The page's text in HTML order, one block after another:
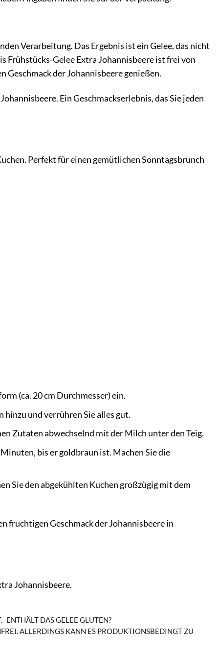
Verarbeitung. Das Ergebnis ist ein Gelee, das nicht
Frühstücks-Gelee Extra Johannisbeere ist frei von
Geschmack der Johannisbeere genießen.
Ein Geschmackserlebnis, das Sie jeden
Perfekt für einen gemütlichen Sonntagsbrunch
(ca. 20 cm Durchmesser) ein.
hinzu und verrühren Sie alles gut.
Zutaten abwechselnd mit der Milch unter den Teig.
bis er goldbraun ist. Machen Sie die
Sie den abgekühlten Kuchen großzügig mit dem
fruchtigen Geschmack der Johannisbeere in
Johannisbeere.
ENTHÄLT DAS GELEE GLUTEN?
ALLERDINGS KANN ES PRODUKTIONSBEDINGT ZU